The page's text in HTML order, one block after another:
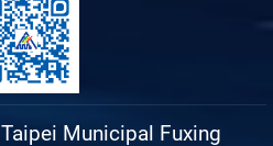
Taipei Municipal Fuxing